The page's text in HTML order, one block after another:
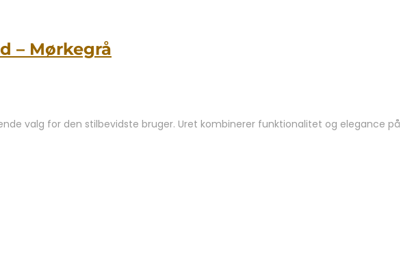
– Mørkegrå
valg for den stilbevidste bruger. Uret kombinerer funktionalitet og elegance på